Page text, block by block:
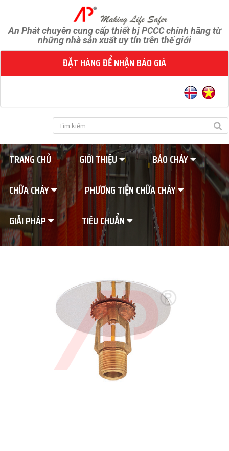
An Phát chuyên cung cấp thiết bị PCCC chính hãng từ
những nhà sản xuất uy tín trên thế giới
ĐẶT HÀNG ĐỂ NHẬN BÁO GIÁ
TRANG CHỦ GIỚI THIỆU
BÁO CHÁY
CHỮA CHÁY
PHƯƠNG TIỆN CHỮA CHÁY
GIẢI PHÁP
TIÊU CHUẨN